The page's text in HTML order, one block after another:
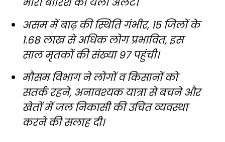
असम में बाढ़ की स्थिति गंभीर, 15 जिलों के
1.68 लाख से अधिक लोग प्रभावित, इस
साल मृतकों की संख्या 97 पहुंची।
मौसम विभाग ने लोगों व किसानों को
सतर्क रहने, अनावश्यक यात्रा से बचने और
खेतों में जल निकासी की उचित व्यवस्था
करने की सलाह दी।